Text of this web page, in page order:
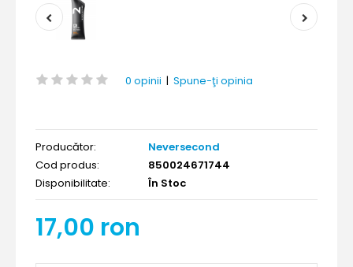
0 opinii | Spune-ţi opinia
Producător:
Neversecond
Cod produs:
850024671744
Disponibilitate:
În Stoc
17,00 ron